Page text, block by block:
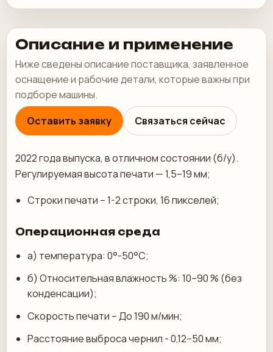
Описание и применение
Ниже сведены описание поставщика, заявленное
оснащение и рабочие детали, которые важны при
подборе машины.
Оставить заявку
Связаться сейчас
2022 года выпуска, в отличном состоянии (б/у).
Регулируемая высота печати — 1,5–19 мм;
Строки печати – 1-2 строки, 16 пикселей;
Операционная среда
а) температура: 0°-50°С;
б) Относительная влажность %: 10–90 % (без
конденсации);
Скорость печати – До 190 м/мин;
Расстояние выброса чернил - 0,12–50 мм;